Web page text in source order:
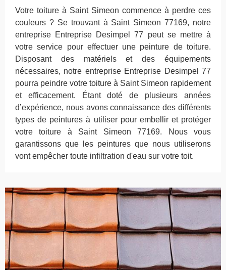
Votre toiture à Saint Simeon commence à perdre ces
couleurs ? Se trouvant à Saint Simeon 77169, notre
entreprise Entreprise Desimpel 77 peut se mettre à
votre service pour effectuer une peinture de toiture.
Disposant des matériels et des équipements
nécessaires, notre entreprise Entreprise Desimpel 77
pourra peindre votre toiture à Saint Simeon rapidement
et efficacement. Étant doté de plusieurs années
d’expérience, nous avons connaissance des différents
types de peintures à utiliser pour embellir et protéger
votre toiture à Saint Simeon 77169. Nous vous
garantissons que les peintures que nous utiliserons
vont empêcher toute infiltration d'eau sur votre toit.